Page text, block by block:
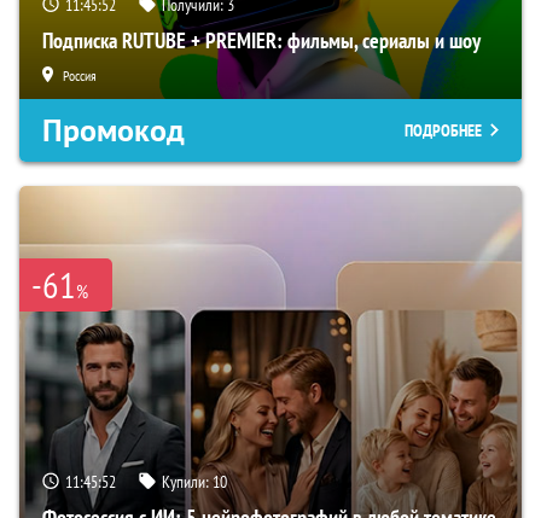
11:45:51 Получили: 3
Подписка RUTUBE + PREMIER: фильмы, сериалы и шоу
Россия
Промокод ПОДРОБНЕЕ
-61%
11:45:51 Купили:10